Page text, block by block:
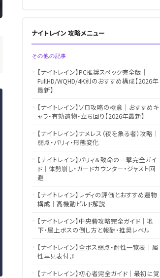
ナイトレイン 攻略メニュー
その他の記事
【ナイトレイン】PC推奨スペック完全版｜
FullHD/WQHD/4K別のおすすめ構成【2026年
最新】
【ナイトレイン】ソロ攻略の極意｜おすすめキ
ャラ・有効遺物・立ち回り【2026年最新】
【ナイトレイン】ナメレス（夜を象る者）攻略｜
弱点・パリィ・形態変化
【ナイトレイン】パリィ＆致命の一撃完全ガイ
ド｜体勢崩し・ガードカウンター・ジャスト回
避
【ナイトレイン】レディの評価とおすすめ遺物
構成｜高機動ビルド解説
【ナイトレイン】中央砦攻略完全ガイド｜地
下・屋上ボスの倒し方と報酬・推奨レベル
【ナイトレイン】全ボス弱点・耐性一覧表｜属
性早見表付き
【ナイトレイン】初心者完全ガイド｜最初に覚